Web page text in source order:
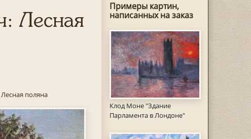
Примеры картин,
написанных на заказ
Клод Моне "Здание
Парламента в Лондоне"
Лесная
Лесная поляна